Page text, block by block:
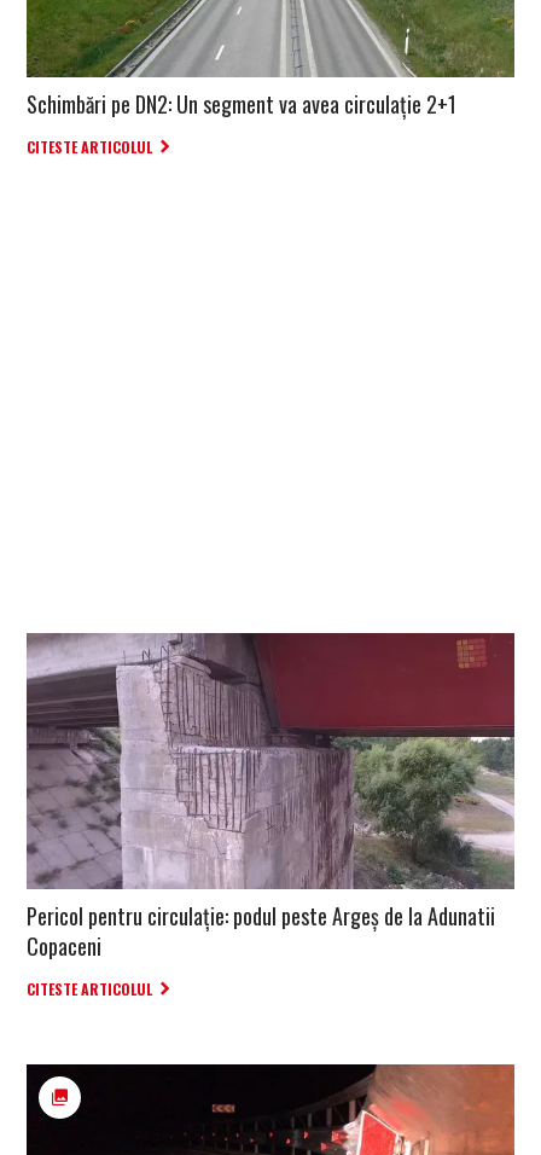
Schimbări pe DN2: Un segment va avea circulație 2+1
CITESTE ARTICOLUL
Pericol pentru circulație: podul peste Argeș de la Adunatii
Copaceni
CITESTE ARTICOLUL